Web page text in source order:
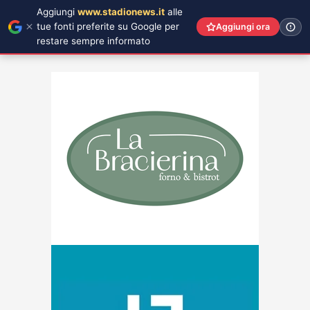
Aggiungi www.stadionews.it alle
tue fonti preferite su Google per
restare sempre informato
Aggiungi ora